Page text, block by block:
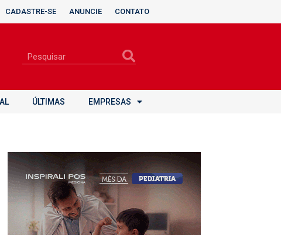
CADASTRE-SE ANUNCIE CONTATO
ÚLTIMAS EMPRESAS